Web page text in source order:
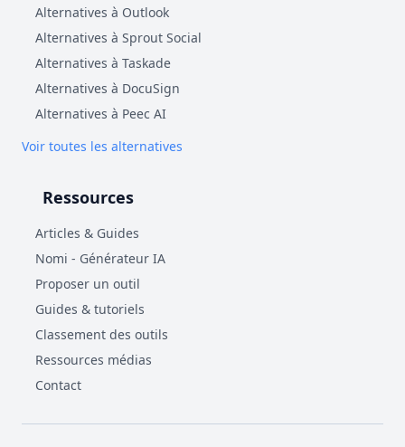
Alternatives à Outlook
Alternatives à Sprout Social
Alternatives à Taskade
Alternatives à DocuSign
Alternatives à Peec AI
Voir toutes les alternatives
Ressources
Articles & Guides
Nomi - Générateur IA
Proposer un outil
Guides & tutoriels
Classement des outils
Ressources médias
Contact